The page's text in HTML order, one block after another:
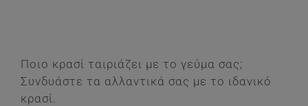
Ποιο κρασί ταιριάζει με το γεύμα σας;
Συνδυάστε τα αλλαντικά σας με το ιδανικό
κρασί.